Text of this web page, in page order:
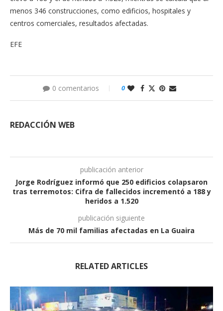
menos 346 construcciones, como edificios, hospitales y
centros comerciales, resultados afectadas.
EFE
0 comentarios 0
REDACCIÓN WEB
publicación anterior
Jorge Rodríguez informó que 250 edificios colapsaron
tras terremotos: Cifra de fallecidos incrementó a 188 y
heridos a 1.520
publicación siguiente
Más de 70 mil familias afectadas en La Guaira
RELATED ARTICLES